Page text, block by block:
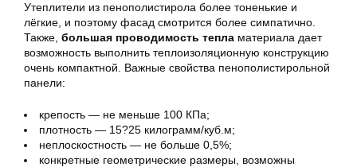
Утеплители из пенополистирола более тоненькие и
лёгкие, и поэтому фасад смотрится более симпатично.
Также, большая проводимость тепла материала дает
возможность выполнить теплоизоляционную конструкцию
очень компактной. Важные свойства пенополистирольной
панели:
крепость — не меньше 100 КПа;
плотность — 15?25 килограмм/куб.м;
неплоскостность — не больше 0,5%;
конкретные геометрические размеры, возможны